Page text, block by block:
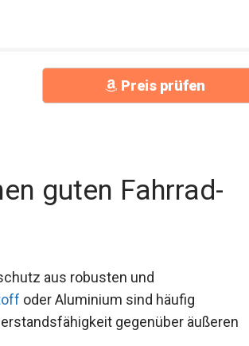
Preis prüfen
guten Fahrrad-
aus robusten und
oder Aluminium sind häufig
gegenüber äußeren